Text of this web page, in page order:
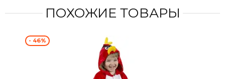
ПОХОЖИЕ ТОВАРЫ
- 46%